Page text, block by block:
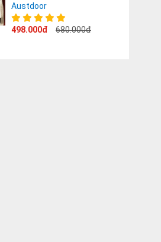
Austdoor
498.000đ 680.000đ